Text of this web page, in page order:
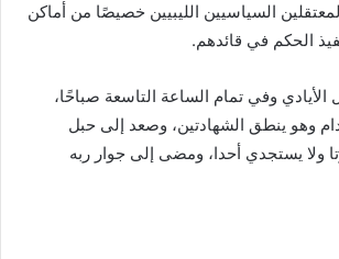
السياسيين الليبيين خصيصًا من أماكن
الحكم في قائدهم.
الأيادي وفي تمام الساعة التاسعة صباحًا،
وهو ينطق الشهادتين، وصعد إلى حبل
ولا يستجدي أحدا، ومضى إلى جوار ربه